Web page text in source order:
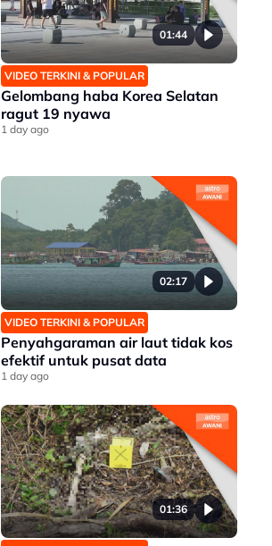
01:44
VIDEO TERKINI & POPULAR
Gelombang haba Korea Selatan
ragut 19 nyawa
1 day ago
02:17
VIDEO TERKINI & POPULAR
Penyahgaraman air laut tidak kos
efektif untuk pusat data
1 day ago
01:36